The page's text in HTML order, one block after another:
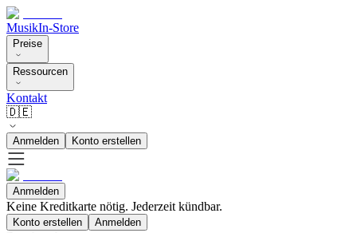
MusikIn-Store
Preise
Ressourcen
Kontakt
🇩🇪
Anmelden Konto erstellen
Anmelden
Keine Kreditkarte nötig. Jederzeit kündbar.
Konto erstellen Anmelden